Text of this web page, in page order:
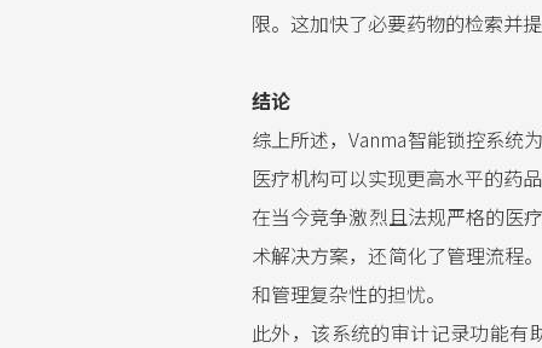
限。这加快了必要药物的检索并
结论
综上所述，Vanma智能锁控系统
医疗机构可​​以实现更高水平的药
在当今竞争激烈且法规严格的医
术解决方案，还简化了管理流程
和管理复杂性的担忧。
此外，该系统的审计记录功能